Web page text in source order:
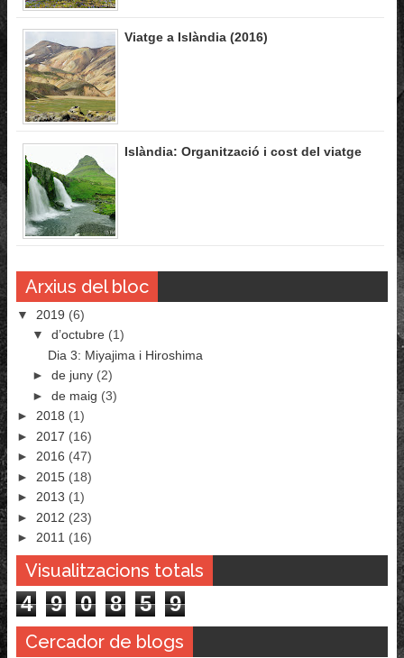
Viatge a Islàndia (2016)
Islàndia: Organització i cost del viatge
Arxius del bloc
▼ 2019 (6)
▼ d’octubre (1)
Dia 3: Miyajima i Hiroshima
► de juny (2)
► de maig (3)
► 2018 (1)
► 2017 (16)
► 2016 (47)
► 2015 (18)
► 2013 (1)
► 2012 (23)
► 2011 (16)
Visualitzacions totals
4 9 0 8 5 9
Cercador de blogs